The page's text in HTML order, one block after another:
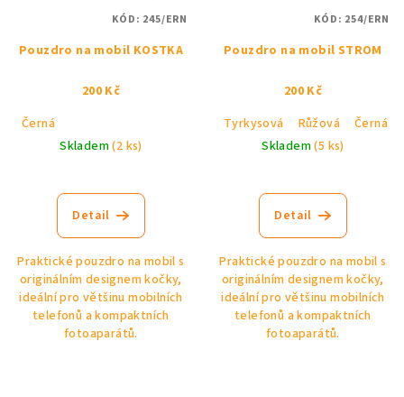
Pouzdro na mobil KOSTKA
200 Kč
Černá
Skladem(2 ks)
Detail
Praktické pouzdro na mobil s
originálním designem kočky,
ideální pro většinu mobilních
telefonů a kompaktních
fotoaparátů.
KÓD: 245/ERN
Pouzdro na mobil STROM
200 Kč
Tyrkysová
Růžová
Černá
Skladem(5 ks)
Detail
Praktické pouzdro na mobil s
originálním designem kočky,
ideální pro většinu mobilních
telefonů a kompaktních
fotoaparátů.
KÓD: 254/ERN